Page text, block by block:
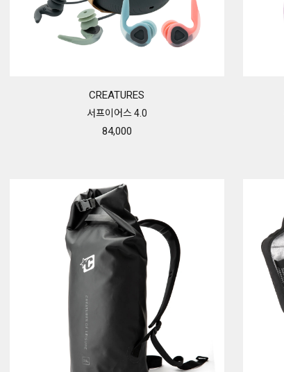
CREATURES
서프이어스 4.0
84,000